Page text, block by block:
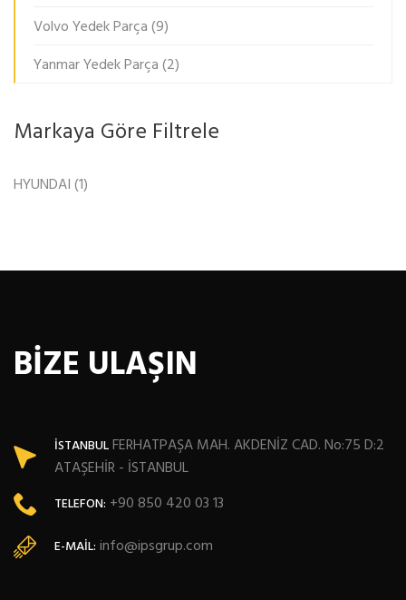
Volvo Yedek Parça(9)
Yanmar Yedek Parça(2)
Markaya Göre Filtrele
HYUNDAI(1)
BİZE ULAŞIN
İSTANBULFERHATPAŞA MAH. AKDENİZ CAD. No:75 D:2
ATAŞEHİR - İSTANBUL
TELEFON: +90 850 420 03 13
E-MAIL: info@ipsgrup.com